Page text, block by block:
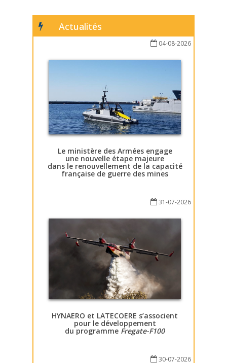
Actualités
04-08-2026
Le ministère des Armées engage
une nouvelle étape majeure
dans le renouvellement de la capacité
française de guerre des mines
31-07-2026
HYNAERO et LATECOERE s’associent
pour le développement
du programme Fregate-F100
30-07-2026